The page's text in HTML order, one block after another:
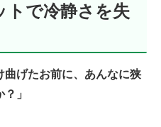
トで冷静さを失
曲げたお前に、あんなに狭
」